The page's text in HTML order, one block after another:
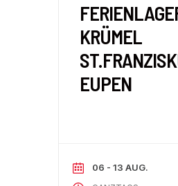
KRÜMEL
EUPEN
06 - 13 AUG.